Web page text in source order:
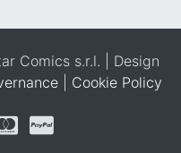
Comics s.r.l. | Design
Cookie Policy